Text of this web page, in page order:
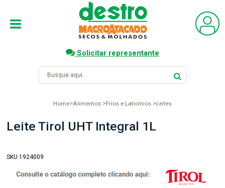
Solicitar representante
Home Alimentos Frios e Laticínios Leites
Leite Tirol UHT Integral 1L
SKU 1924009